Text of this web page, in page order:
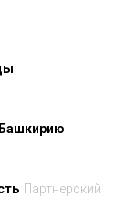
Партнерский